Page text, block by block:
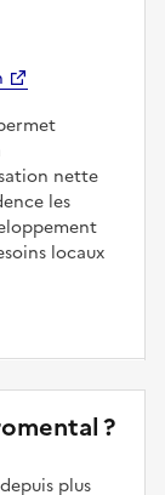
nette
les
locaux
?
plus